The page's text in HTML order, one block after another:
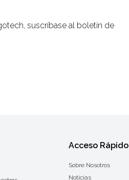
suscríbase al boletín de
Acceso Rápido
Sobre Nosotros
Noticias